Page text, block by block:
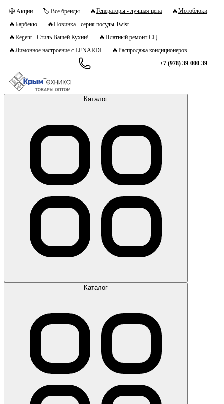
🤩 Акции 🏷 Все бренды 🔥Генераторы - лучшая цена 🔥Мотоблоки
🔥Барбекю 🔥Новинка - серия посуды Twist
🔥Regent - Стиль Вашей Кухни! 🔥Платный ремонт СЦ
🔥Лимонное настроение с LENARDI 🔥Распродажа кондиционеров
+7 (978) 39-000-39